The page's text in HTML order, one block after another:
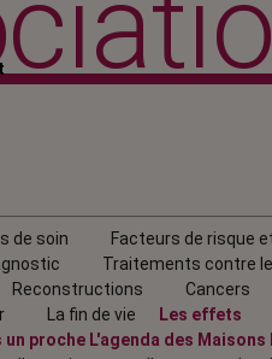
de soin
Facteurs de risque
Traitements contre
Reconstructions
Cancers
La fin de vie
Les effets
un proche L'agenda des Maisons